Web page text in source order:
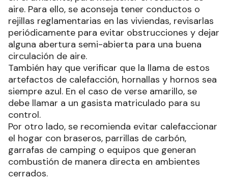
aire. Para ello, se aconseja tener conductos o
rejillas reglamentarias en las viviendas, revisarlas
periódicamente para evitar obstrucciones y dejar
alguna abertura semi-abierta para una buena
circulación de aire.
También hay que verificar que la llama de estos
artefactos de calefacción, hornallas y hornos sea
siempre azul. En el caso de verse amarillo, se
debe llamar a un gasista matriculado para su
control.
Por otro lado, se recomienda evitar calefaccionar
el hogar con braseros, parrillas de carbón,
garrafas de camping o equipos que generan
combustión de manera directa en ambientes
cerrados.